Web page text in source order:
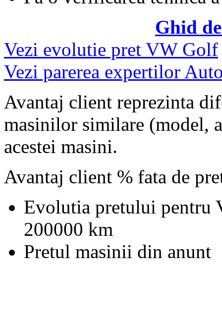
Ghid
Vezi evolutie pret VW Golf
Vezi parerea expertilor
Avantaj client reprezinta
masinilor similare (model,
acestei masini.
Avantaj client % fata de
Evolutia pretului pentru
200000 km
Pretul masinii din anunt